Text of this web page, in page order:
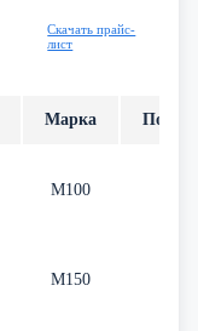
Скачать прайс-
лист
Марка
М100
М150